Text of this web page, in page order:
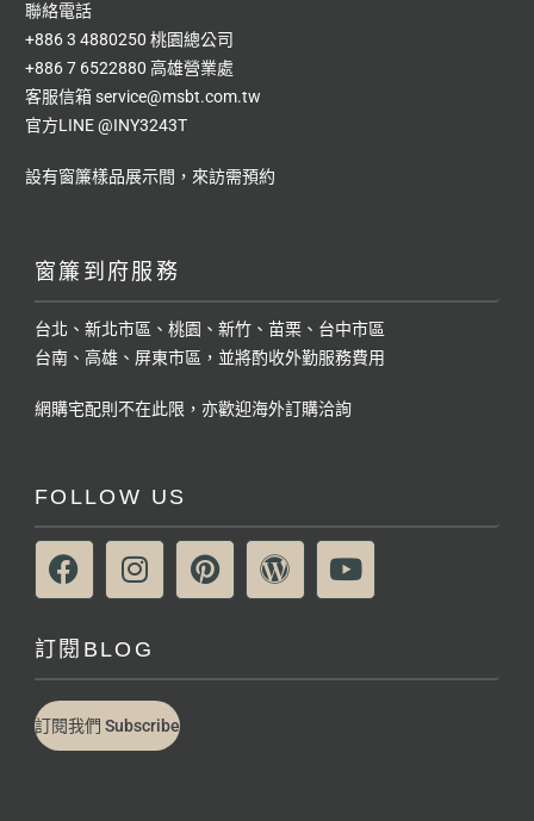
聯絡電話
+886 3 4880250 桃園總公司
+886 7 6522880 高雄營業處
客服信箱service@msbt.com.tw
官方LINE@INY3243T
設有窗簾樣品展示間，來訪需預約
窗簾到府服務
台北、新北市區、桃園、新竹、苗栗、台中市區
台南、高雄、屏東市區，並將酌收外勤服務費用
網購宅配則不在此限，亦歡迎海外訂購洽詢
FOLLOW US
訂閱BLOG
訂閱我們 Subscribe